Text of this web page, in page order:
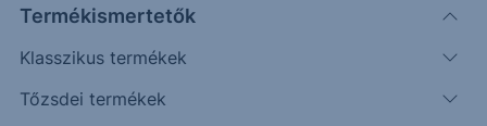
Termékismertetők
Klasszikus termékek
Tőzsdei termékek
Cash-flow sorok változását!
Véletlenszerű